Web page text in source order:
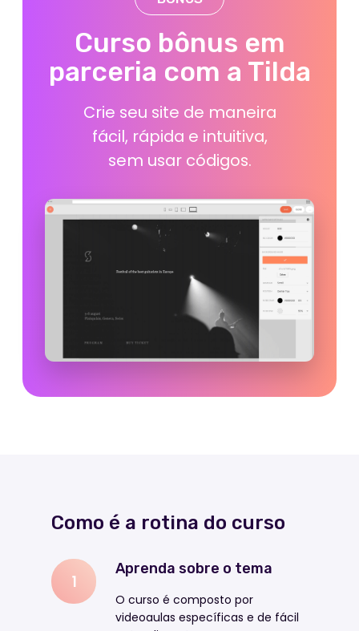
Aprenda sobre o tema
O curso é composto por
videoaulas específicas e de fácil
1
Como é a rotina do curso
Aumento do
mercado de trabalho
Materiais de apoio para
e perfil no LinkedIn